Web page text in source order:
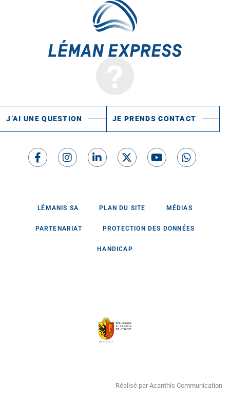
J’AI UNE QUESTION JE PRENDS CONTACT
LÉMANIS SA PLAN DU SITE MÉDIAS
PARTENARIAT PROTECTION DES DONNÉES
HANDICAP
Réalisé par Acanthis Communication